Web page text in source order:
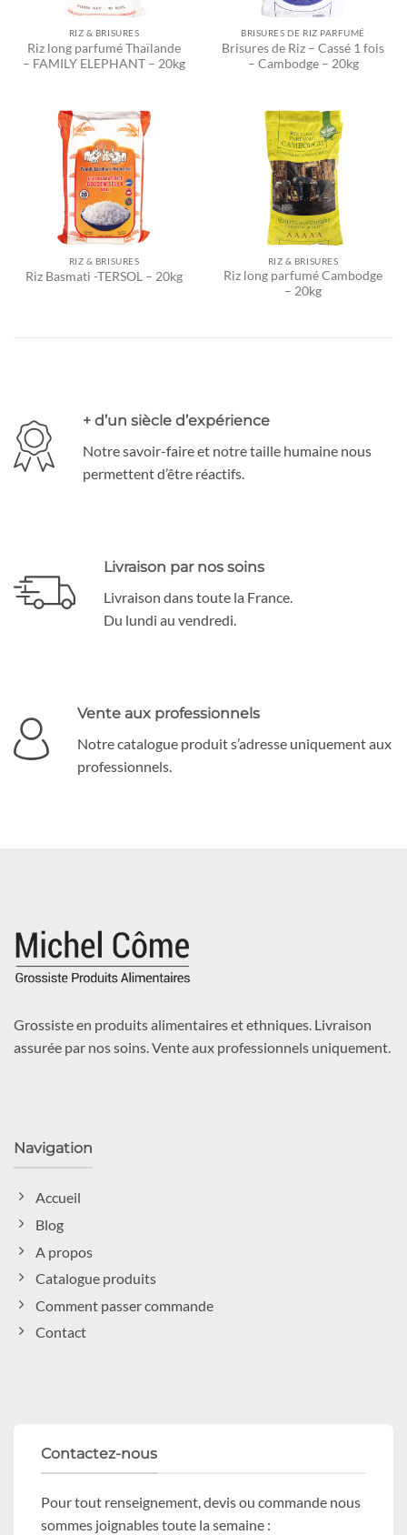
RIZ & BRISURES
Riz long parfumé Thaïlande
– FAMILY ELEPHANT – 20kg
BRISURES DE RIZ PARFUMÉ
Brisures de Riz – Cassé 1 fois
– Cambodge – 20kg
RIZ & BRISURES
Riz Basmati -TERSOL – 20kg
RIZ & BRISURES
Riz long parfumé Cambodge
– 20kg
+ d’un siècle d’expérience
Notre savoir-faire et notre taille humaine nous
permettent d’être réactifs.
Livraison par nos soins
Livraison dans toute la France.
Du lundi au vendredi.
Vente aux professionnels
Notre catalogue produit s’adresse uniquement aux
professionnels.
Grossiste en produits alimentaires et ethniques. Livraison
assurée par nos soins. Vente aux professionnels uniquement.
Navigation
Accueil
Blog
A propos
Catalogue produits
Comment passer commande
Contact
Contactez-nous
Pour tout renseignement, devis ou commande nous
sommes joignables toute la semaine :